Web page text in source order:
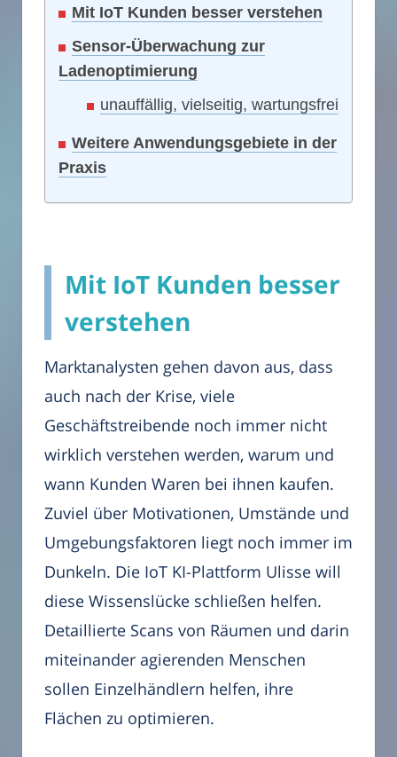
Mit IoT Kunden besser verstehen
Sensor-Überwachung zur
Ladenoptimierung
unauffällig, vielseitig, wartungsfrei
Weitere Anwendungsgebiete in der
Praxis
Mit IoT Kunden besser
verstehen
Marktanalysten gehen davon aus, dass
auch nach der Krise, viele
Geschäftstreibende noch immer nicht
wirklich verstehen werden, warum und
wann Kunden Waren bei ihnen kaufen.
Zuviel über Motivationen, Umstände und
Umgebungsfaktoren liegt noch immer im
Dunkeln. Die IoT KI-Plattform Ulisse will
diese Wissenslücke schließen helfen.
Detaillierte Scans von Räumen und darin
miteinander agierenden Menschen
sollen Einzelhändlern helfen, ihre
Flächen zu optimieren.